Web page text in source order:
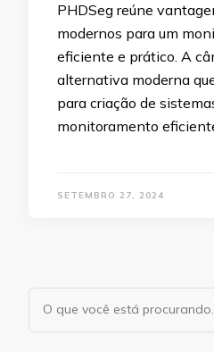
PHDSeg reúne
modernos para um
eficiente e prático. A
alternativa moderna
para criação de
monitoramento
SETEMBRO 27, 2024
Procurando